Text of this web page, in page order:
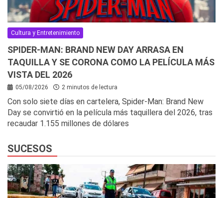
Cultura y Entretenimiento
SPIDER-MAN: BRAND NEW DAY ARRASA EN
TAQUILLA Y SE CORONA COMO LA PELÍCULA MÁS
VISTA DEL 2026
05/08/2026 2 minutos de lectura
Con solo siete días en cartelera, Spider-Man: Brand New
Day se convirtió en la película más taquillera del 2026, tras
recaudar 1.155 millones de dólares
SUCESOS